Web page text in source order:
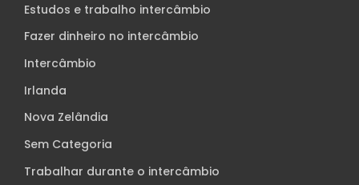
Estudos e trabalho intercâmbio
Fazer dinheiro no intercâmbio
Intercâmbio
Irlanda
Nova Zelândia
Sem Categoria
Trabalhar durante o intercâmbio